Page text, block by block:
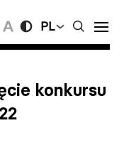
PL
konkursu